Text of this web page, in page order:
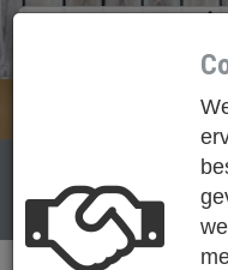
ZWARTE